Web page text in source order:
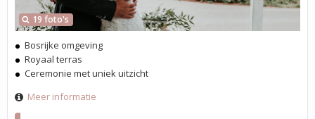
19 foto's
Bosrijke omgeving
Royaal terras
Ceremonie met uniek uitzicht
Meer informatie